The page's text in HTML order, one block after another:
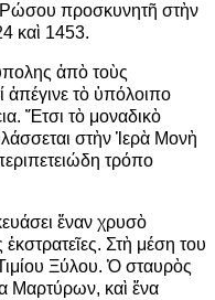
Ρώσου προσκυνητῆ στὴν
καὶ 1453.
ἀπὸ τοὺς
ἀπέγινε τὸ ὑπόλοιπο
Ἔτσι τὸ μοναδικὸ
στὴν Ἱερὰ Μονὴ
τρόπο
ἕναν χρυσὸ
Στὴ μέση του
Ξύλου. Ὁ σταυρὸς
Μαρτύρων, καὶ ἕνα